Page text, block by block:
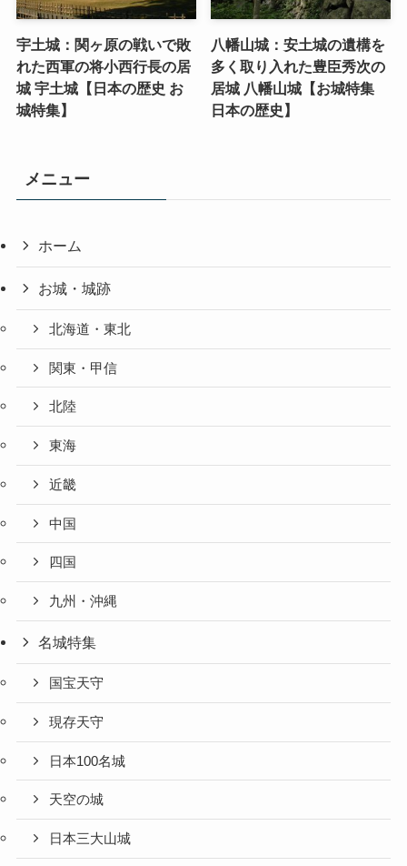
宇土城：関ヶ原の戦いで敗
れた西軍の将小西行長の居
城 宇土城【日本の歴史 お
城特集】
八幡山城：安土城の遺構を
多く取り入れた豊臣秀次の
居城 八幡山城【お城特集
日本の歴史】
メニュー
ホーム
お城・城跡
北海道・東北
関東・甲信
北陸
東海
近畿
中国
四国
九州・沖縄
名城特集
国宝天守
現存天守
日本100名城
天空の城
日本三大山城